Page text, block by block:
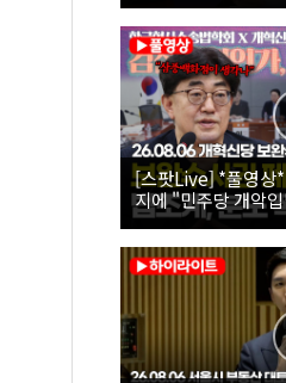
[스팟Live] *풀영상
지에 "민주당 개악
26.08.06 개혁신당